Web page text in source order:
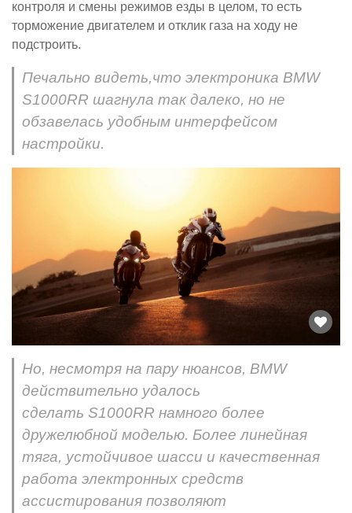
контроля и смены режимов езды в целом, то есть
торможение двигателем и отклик газа на ходу не
подстроить.
Печально видеть,что электроника BMW
S1000RR шагнула так далеко, но не
обзавелась удобным интерфейсом
настройки.
Но, несмотря на пару нюансов, BMW
действительно удалось
сделать S1000RR намного более
дружелюбной моделью. Более линейная
тяга, устойчивое шасси и качественная
работа электронных средств
ассистирования позволяют